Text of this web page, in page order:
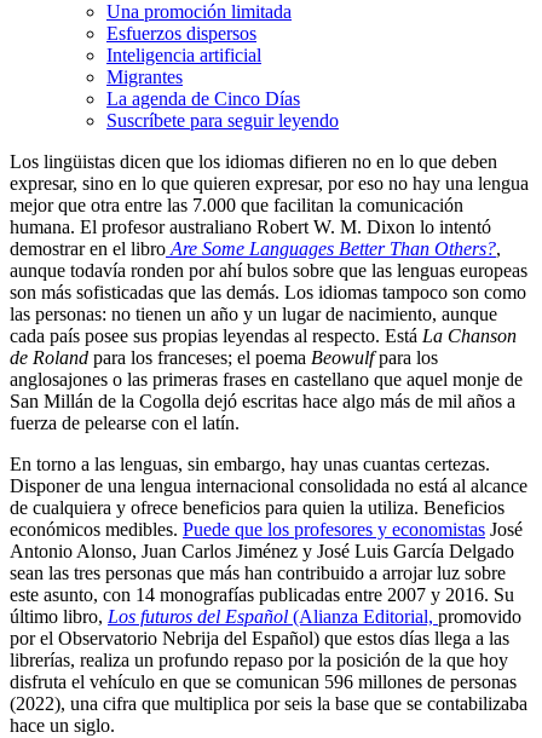
Una promoción limitada
Esfuerzos dispersos
Inteligencia artificial
Migrantes
La agenda de Cinco Días
Suscríbete para seguir leyendo
Los lingüistas dicen que los idiomas difieren no en lo que deben
expresar, sino en lo que quieren expresar, por eso no hay una lengua
mejor que otra entre las 7.000 que facilitan la comunicación
humana. El profesor australiano Robert W. M. Dixon lo intentó
demostrar en el libro Are Some Languages Better Than Others?,
aunque todavía ronden por ahí bulos sobre que las lenguas europeas
son más sofisticadas que las demás. Los idiomas tampoco son como
las personas: no tienen un año y un lugar de nacimiento, aunque
cada país posee sus propias leyendas al respecto. Está La Chanson
de Roland para los franceses; el poema Beowulfpara los
anglosajones o las primeras frases en castellano que aquel monje de
San Millán de la Cogolla dejó escritas hace algo más de mil años a
fuerza de pelearse con el latín.
En torno a las lenguas, sin embargo, hay unas cuantas certezas.
Disponer de una lengua internacional consolidada no está al alcance
de cualquiera y ofrece beneficios para quien la utiliza. Beneficios
económicos medibles. Puede que los profesores y economistas José
Antonio Alonso, Juan Carlos Jiménez y José Luis García Delgado
sean las tres personas que más han contribuido a arrojar luz sobre
este asunto, con 14 monografías publicadas entre 2007 y 2016. Su
último libro, Los futuros del Español (Alianza Editorial, promovido
por el Observatorio Nebrija del Español) que estos días llega a las
librerías, realiza un profundo repaso por la posición de la que hoy
disfruta el vehículo en que se comunican 596 millones de personas
(2022), una cifra que multiplica por seis la base que se contabilizaba
hace un siglo.